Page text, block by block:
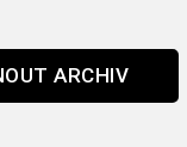
ARCHIV